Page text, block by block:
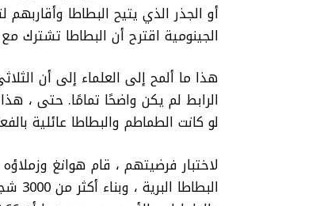
أو الجذر الذي يتيح البطاطا وأقاربهم
الجينومية اقترح أن البطاطا تشترك
الرابط لم يكن واضحًا تمامًا. حتى ،
لو كانت الطماطم والبطاطا عائلية